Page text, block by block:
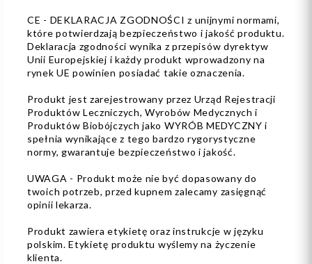
CE - DEKLARACJA ZGODNOŚCI z unijnymi normami,
które potwierdzają bezpieczeństwo i jakość produktu.
Deklaracja zgodności wynika z przepisów dyrektyw
Unii Europejskiej i każdy produkt wprowadzony na
rynek UE powinien posiadać takie oznaczenia.
Produkt jest zarejestrowany przez Urząd Rejestracji
Produktów Leczniczych, Wyrobów Medycznych i
Produktów Biobójczych jako WYRÓB MEDYCZNY i
spełnia wynikające z tego bardzo rygorystyczne
normy, gwarantuje bezpieczeństwo i jakość.
UWAGA - Produkt może nie być dopasowany do
twoich potrzeb, przed kupnem zalecamy zasięgnąć
opinii lekarza.
Produkt zawiera etykietę oraz instrukcje w języku
polskim. Etykietę produktu wyślemy na życzenie
klienta.